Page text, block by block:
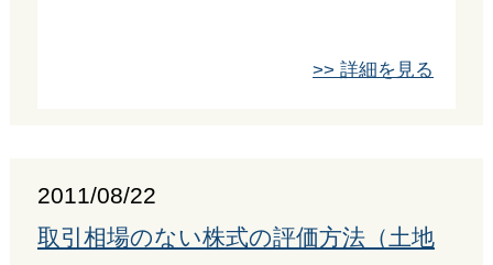
>> 詳細を見る
2011/08/22
取引相場のない株式の評価方法（土地